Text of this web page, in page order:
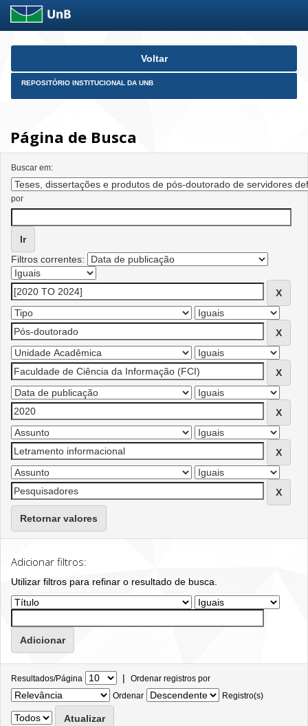
Skip
Voltar
REPOSITÓRIO INSTITUCIONAL DA UNB
Página de Busca
Buscar em:
por
Filtros correntes:
Retornar valores
Adicionar filtros:
Utilizar filtros para refinar o resultado de busca.
Resultados/Página | Ordenar registros por
Ordenar
Registro(s)